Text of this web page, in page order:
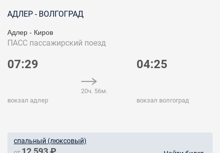
АДЛЕР - ВОЛГОГРАД
Адлер - Киров
ПАСС пассажирский поезд
07:29
вокзал адлер
20ч. 56м.
04:25
вокзал волгоград
спальный (люксовый)